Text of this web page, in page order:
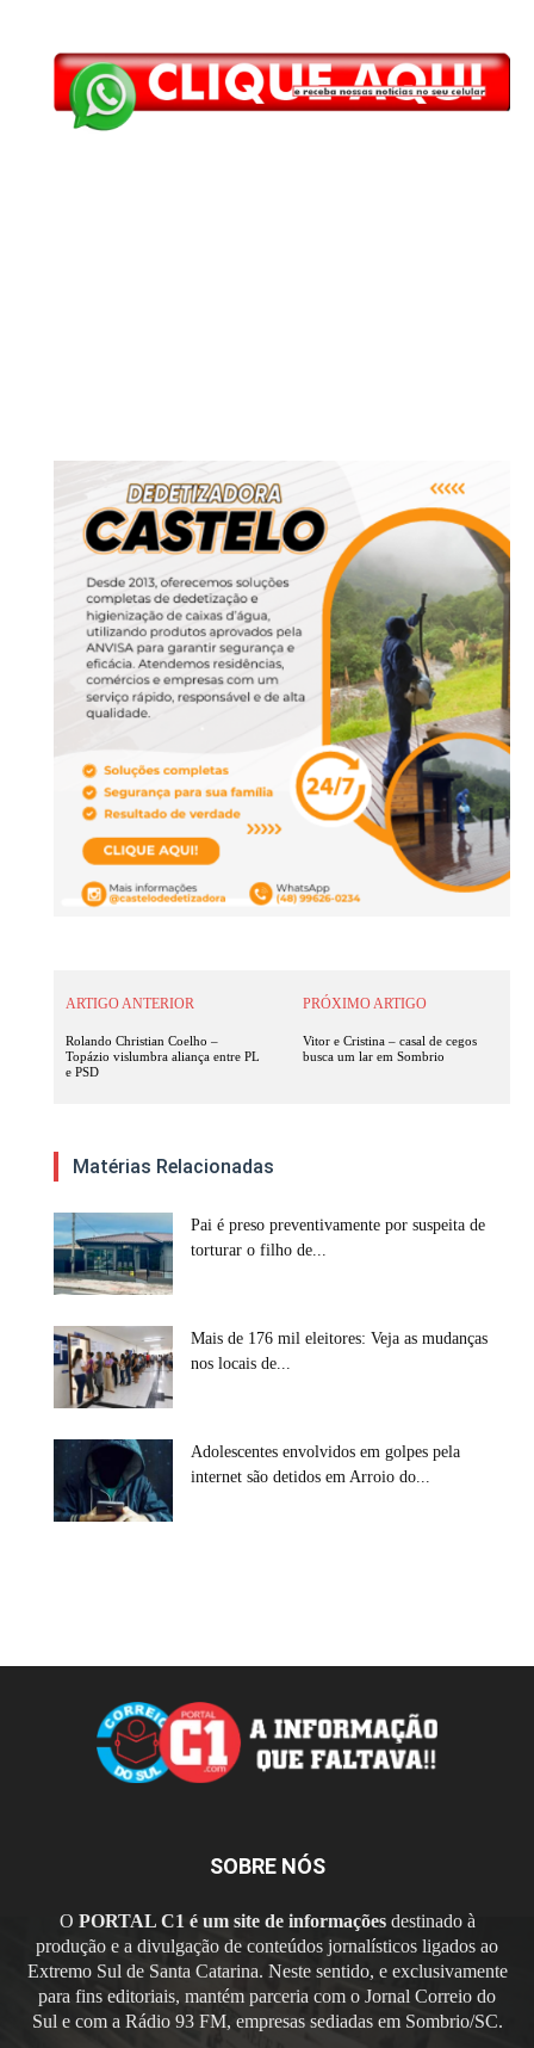
ARTIGO ANTERIOR
Rolando Christian Coelho –
Topázio vislumbra aliança entre PL
e PSD
PRÓXIMO ARTIGO
Vitor e Cristina – casal de cegos
busca um lar em Sombrio
Matérias Relacionadas
Pai é preso preventivamente por suspeita de
torturar o filho de...
Mais de 176 mil eleitores: Veja as mudanças
nos locais de...
Adolescentes envolvidos em golpes pela
internet são detidos em Arroio do...
SOBRE NÓS
O PORTAL C1 é um site de informaçõesdestinado à
produção e a divulgação de conteúdos jornalísticos ligados ao
Extremo Sul de Santa Catarina. Neste sentido, e exclusivamente
para fins editoriais, mantém parceria com o Jornal Correio do
Sul e com a Rádio 93 FM, empresas sediadas em Sombrio/SC.